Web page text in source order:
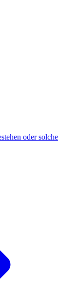
oder solche